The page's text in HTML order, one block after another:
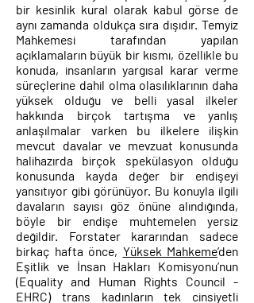
bir kesinlik kural olarak kabul görse de
aynı zamanda oldukça sıra dışıdır. Temyiz
Mahkemesi tarafından yapılan
açıklamaların büyük bir kısmı, özellikle bu
konuda, insanların yargısal karar verme
süreçlerine dahil olma olasılıklarının daha
yüksek olduğu ve belli yasal ilkeler
hakkında birçok tartışma ve yanlış
anlaşılmalar varken bu ilkelere ilişkin
mevcut davalar ve mevzuat konusunda
halihazırda birçok spekülasyon olduğu
konusunda kayda değer bir endişeyi
yansıtıyor gibi görünüyor. Bu konuyla ilgili
davaların sayısı göz önüne alındığında,
böyle bir endişe muhtemelen yersiz
değildir. Forstater kararından sadece
birkaç hafta önce, Yüksek Mahkeme’den
Eşitlik ve İnsan Hakları Komisyonu’nun
(Equality and Human Rights Council -
EHRC) trans kadınların tek cinsiyetli